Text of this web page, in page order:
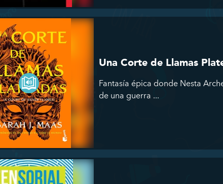
Una Corte de Llamas
Fantasía épica donde Nesta
de una guerra ...